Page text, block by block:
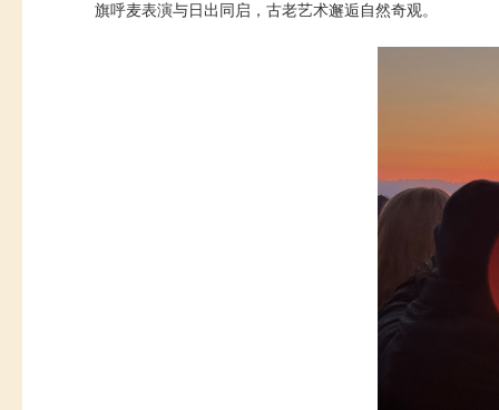
旗呼麦表演与日出同启，古老艺术邂逅自然奇观。